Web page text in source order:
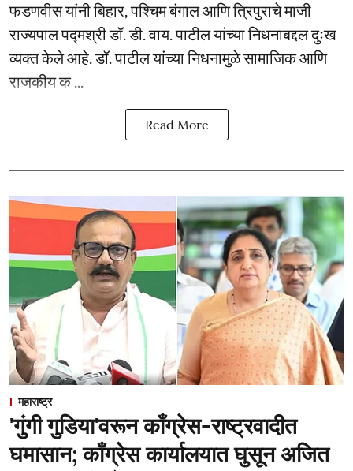
फडणवीस यांनी बिहार, पश्चिम बंगाल आणि त्रिपुराचे माजी
राज्यपाल पद्मश्री डॉ. डी. वाय. पाटील यांच्या निधनाबद्दल दुःख
व्यक्त केले आहे. डॉ. पाटील यांच्या निधनामुळे सामाजिक आणि
राजकीय क ...
Read More
महाराष्ट्र
'गुंगी गुडिया'वरून काँग्रेस-राष्ट्रवादीत
घमासान; काँग्रेस कार्यालयात घुसून अजित